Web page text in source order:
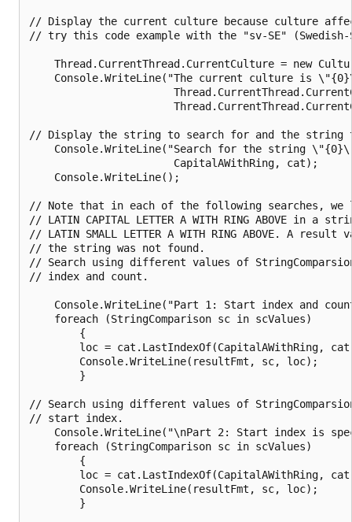
// Display the current culture because culture
// try this code example with the "sv-SE" (Swedish-
Thread.CurrentThread.CurrentCulture = new
Console.WriteLine("The current culture is
// Display the string to search for and the string
Console.WriteLine("Search for the string
                       CapitalAWithRing, cat);
    Console.WriteLine();
// Note that in each of the following searches,
// LATIN CAPITAL LETTER A WITH RING ABOVE in a
// LATIN SMALL LETTER A WITH RING ABOVE. A
// the string was not found.
// Search using different values of
// index and count.
Console.WriteLine("Part 1: Start index and
    foreach (StringComparison sc in scValues)
        {
loc = cat.LastIndexOf(CapitalAWithRing,
        Console.WriteLine(resultFmt, sc, loc);
        }
// Search using different values of
// start index.
Console.WriteLine("\nPart 2: Start index is
    foreach (StringComparison sc in scValues)
        {
loc = cat.LastIndexOf(CapitalAWithRing,
        Console.WriteLine(resultFmt, sc, loc);
        }